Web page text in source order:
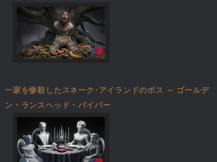
一家を惨殺したスネーク･アイランドのボス ～ ゴールデ
ン・ランスヘッド・バイパー